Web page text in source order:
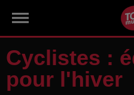
Cyclistes :
pour l'hiver